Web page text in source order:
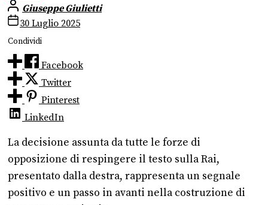
Giuseppe Giulietti
30 Luglio 2025
Condividi
Facebook
Twitter
Pinterest
LinkedIn
La decisione assunta da tutte le forze di
opposizione di respingere il testo sulla Rai,
presentato dalla destra, rappresenta un segnale
positivo e un passo in avanti nella costruzione di